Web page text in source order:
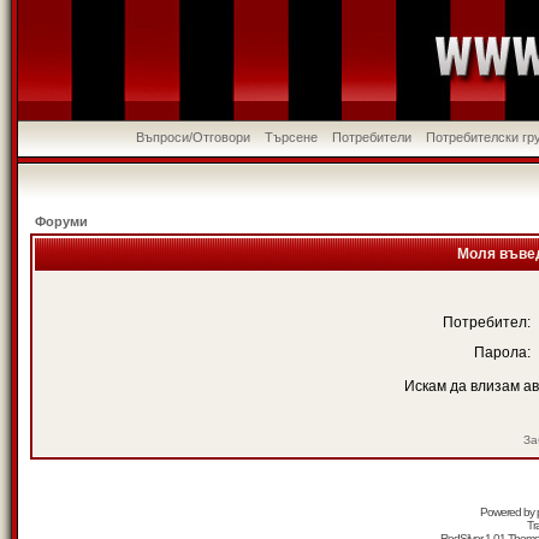
Въпроси/Отговори Търсене Потребители Потребителски
Форуми
Моля
Потребител:
Парола:
Искам да влизам
Powered by